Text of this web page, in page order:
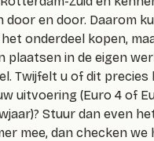
door en door. Daarom
onderdeel kopen,
plaatsen in de eigen
Twijfelt u of dit precies
uitvoering (Euro 4 of
Stuur dan even
mee, dan checken we